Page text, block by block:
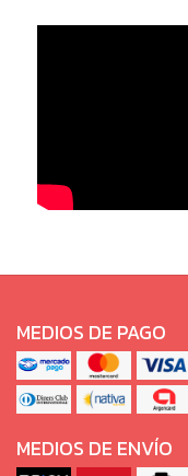
MEDIOS DE PAGO
MEDIOS DE ENVÍO